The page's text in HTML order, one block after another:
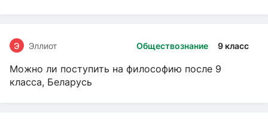
Обществознание 9 класс
Э Эллиот
Можно ли поступить на философию после 9
класса, Беларусь